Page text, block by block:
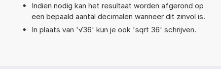
Indien nodig kan het resultaat worden afgerond op
een bepaald aantal decimalen wanneer dit zinvol is.
In plaats van '√36' kun je ook 'sqrt 36' schrijven.